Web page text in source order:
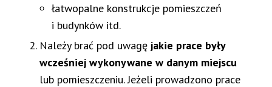
łatwopalne konstrukcje pomieszczeń
i budynków itd.
Należy brać pod uwagę jakie prace były
wcześniej wykonywane w danym miejscu
lub pomieszczeniu. Jeżeli prowadzono prace